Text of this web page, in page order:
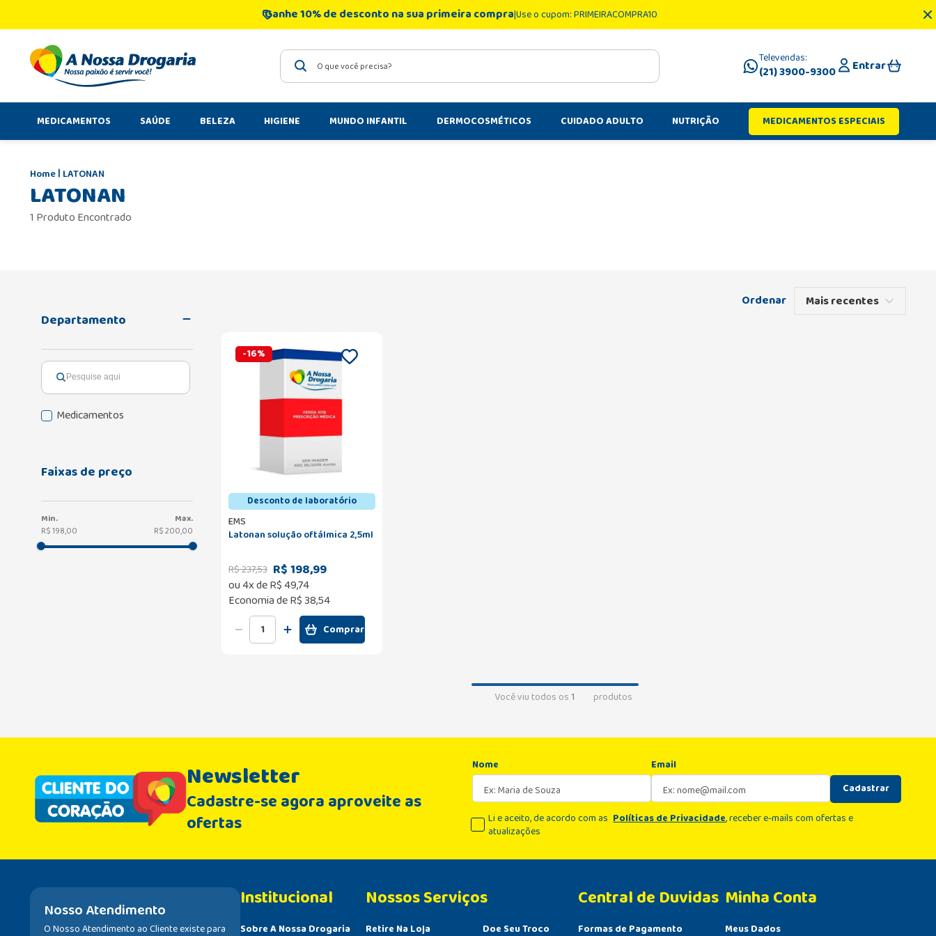
Ganhe 10% de desconto na sua primeira compraUse o cupom: PRIMEIRACOMPRA10
O que você precisa? Televendas:
(21) 3900-9300 Entrar
MEDICAMENTOS SAÚDE BELEZA HIGIENE MUNDO INFANTIL DERMOCOSMÉTICOS CUIDADO ADULTO NUTRIÇÃO MEDICAMENTOS ESPECIAIS
LATONAN
LATONAN
1 Produto Encontrado
Departamento
Medicamentos
Faixas de preço
R$ 198,00 R$ 200,00
Mais recentes
-16%
Desconto de laboratório
EMS
Latonan solução oftálmica 2,5ml
R$237,53 R$ 198,99
ou4x deR$49,74
Economia deR$ 38,54
Comprar
Você viu todos os1 produtos
Newsletter
Cadastre-se agora aproveite as
ofertas
Nome
Email
Cadastrar
Li e aceito, de acordo com as Políticas de Privacidade, receber e-mails com ofertas e
atualizações
Nosso Atendimento
O Nosso Atendimento ao Cliente existe para
Institucional
Sobre A Nossa Drogaria Retire Na Loja Doe Seu Troco
Central de Duvidas
Formas de Pagamento
Minha Conta
Meus Dados